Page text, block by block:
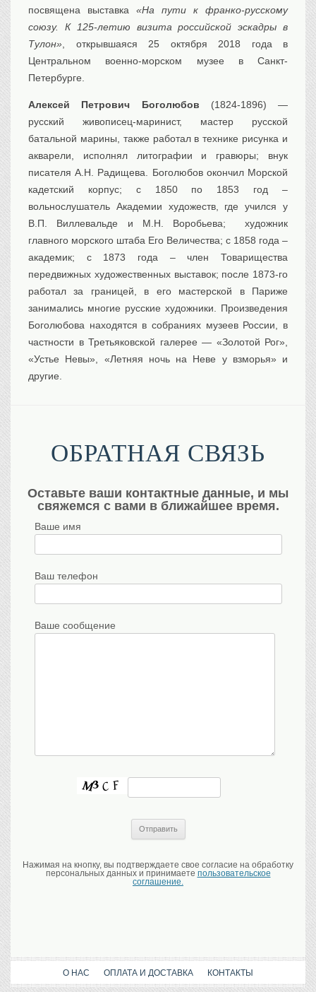
посвящена выставка «На пути к франко-русскому
союзу. К 125-летию визита российской эскадры в
Тулон» , открывшаяся 25 октября 2018 года в
Центральном военно-морском музее в Санкт-
Петербурге.
Алексей Петрович Боголюбов (1824-1896) —
русский живописец-маринист, мастер русской
батальной марины, также работал в технике рисунка и
акварели, исполнял литографии и гравюры; внук
писателя А.Н. Радищева. Боголюбов окончил Морской
кадетский корпус; с 1850 по 1853 год –
вольнослушатель Академии художеств, где учился у
В.П. Виллевальде и М.Н. Воробьева;
художник
главного морского штаба Его Величества; с 1858 года –
академик; с 1873 года – член Товарищества
передвижных художественных выставок; после 1873-го
работал за границей, в его мастерской в Париже
занимались многие русские художники. Произведения
Боголюбова находятся в собраниях музеев России, в
частности в Третьяковской галерее — «Золотой Рог»,
«Устье Невы», «Летняя ночь на Неве у взморья» и
другие.
ОБРАТНАЯ СВЯЗЬ
Оставьте ваши контактные данные, и мы
свяжемся с вами в ближайшее время.
Ваше имя
Ваш телефон
Ваше сообщение
Нажимая на кнопку, вы подтверждаете свое согласие на обработку
персональных данных и принимаете пользовательское
соглашение.
О НАС ОПЛАТА И ДОСТАВКА КОНТАКТЫ